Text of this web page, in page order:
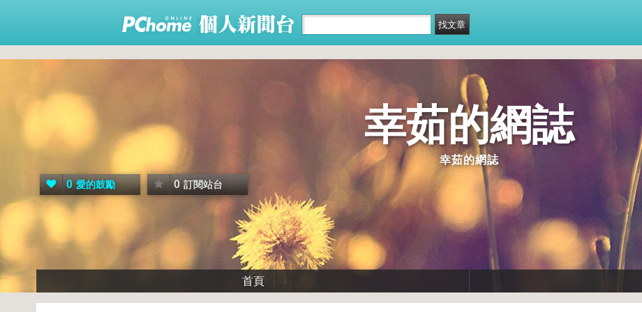
幸茹的網誌
幸茹的網誌
0 愛的鼓勵 0 訂閱站台
首頁